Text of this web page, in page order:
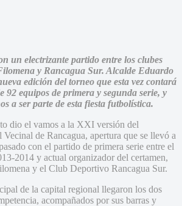
un electrizante partido entre los clubes
y Rancagua Sur. Alcalde Eduardo
edición del torneo que esta vez contará
92 equipos de primera y segunda serie, y
a ser parte de esta fiesta futbolística.
dio el vamos a la XXI versión del
de Rancagua, apertura que se llevó a
con el partido de primera serie entre el
2014 y actual organizador del certamen,
y el Club Deportivo Rancagua Sur.
de la capital regional llegaron los dos
acompañados por sus barras y